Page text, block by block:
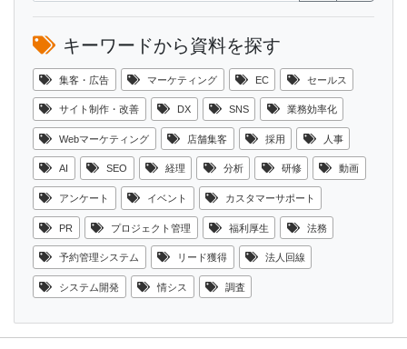
キーワードから資料を探す
集客・広告 マーケティング EC セールス
サイト制作・改善 DX SNS 業務効率化
Webマーケティング 店舗集客 採用 人事
AI SEO 経理 分析 研修 動画
アンケート イベント カスタマーサポート
PR プロジェクト管理 福利厚生 法務
予約管理システム リード獲得 法人回線
システム開発 情シス 調査